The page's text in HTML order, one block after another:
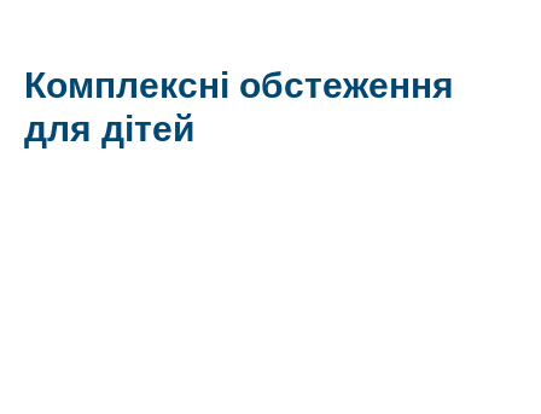
Комплексні обстеження
для дітей